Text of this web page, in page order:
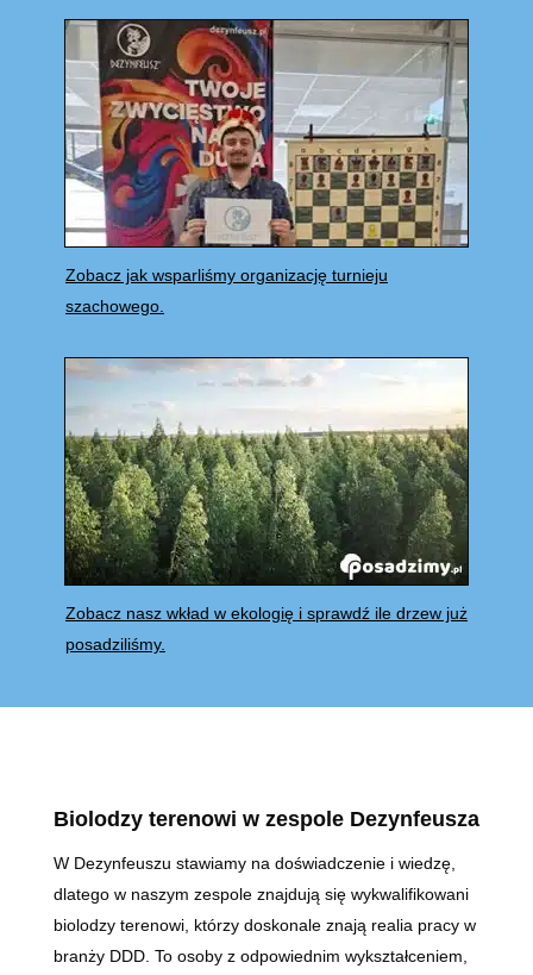
Zobacz jak wsparliśmy organizację turnieju
szachowego.
Zobacz nasz wkład w ekologię i sprawdź ile drzew już
posadziliśmy.
Biolodzy terenowi w zespole Dezynfeusza
W Dezynfeuszu stawiamy na doświadczenie i wiedzę,
dlatego w naszym zespole znajdują się wykwalifikowani
biolodzy terenowi, którzy doskonale znają realia pracy w
branży DDD. To osoby z odpowiednim wykształceniem,